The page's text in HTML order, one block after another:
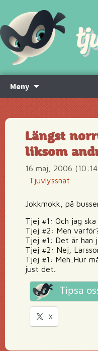
Meny
innehåll
Längst
liksom
16 maj, 2006
Tjuvlyssnat
Jokkmokk, på
Tjej #1: Och jag
Tjej #2: Men
Tjej #1: Det är han
Tjej #2: Nej,
Tjej #1: Meh..Hur
just det..
Tipsa
X